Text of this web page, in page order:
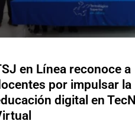
en Línea reconoce a
por impulsar la
digital en